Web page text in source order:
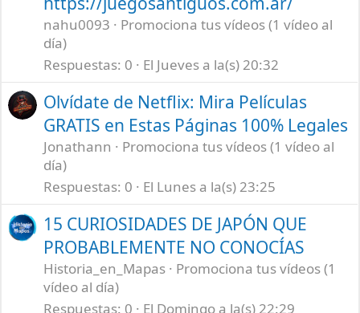
nahu0093
Promociona tus vídeos (1 vídeo al
día)
Respuestas 0 El Jueves a la(s) 20:32
Olvídate de Netflix: Mira Películas
GRATIS en Estas Páginas 100% Legales
Jonathann
Promociona tus vídeos (1 vídeo al
día)
Respuestas 0 El Lunes a la(s) 23:25
15 CURIOSIDADES DE JAPÓN QUE
PROBABLEMENTE NO CONOCÍAS
Historia_en_Mapas
Promociona tus vídeos (1
vídeo al día)
Respuestas 0 El Domingo a la(s) 22:29